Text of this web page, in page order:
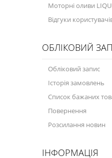
Моторні оливи
Відгуки
ОБЛІКОВИЙ
Обліковий запис
Історія замовлень
Список бажаних
Повернення
Розсилання новин
ІНФОРМАЦІЯ